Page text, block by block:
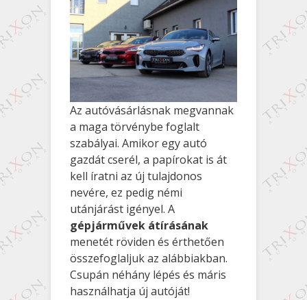
Az autóvásárlásnak megvannak
a maga törvénybe foglalt
szabályai. Amikor egy autó
gazdát cserél, a papírokat is át
kell íratni az új tulajdonos
nevére, ez pedig némi
utánjárást igényel. A
gépjárművek átírásának
menetét röviden és érthetően
összefoglaljuk az alábbiakban.
Csupán néhány lépés és máris
használhatja új autóját!